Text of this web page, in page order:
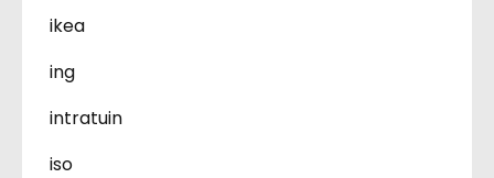
ikea
ing
intratuin
iso